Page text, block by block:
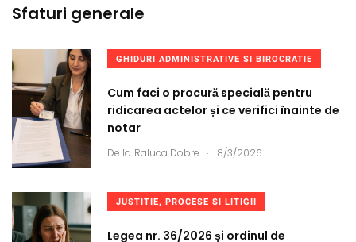
Sfaturi generale
GHIDURI ADMINISTRATIVE SI BIROCRATIE
Cum faci o procură specială pentru
ridicarea actelor și ce verifici înainte de
notar
De la Raluca Dobre . 8/3/2026
JUSTITIE, PROCESE SI LITIGII
Legea nr. 36/2026 și ordinul de